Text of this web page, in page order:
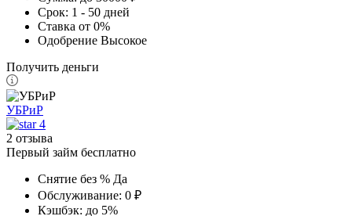
Срок: 1 - 50 дней
Ставка от 0%
Одобрение Высокое
Получить деньги
УБРиР
4
2 отзыва
Первый займ бесплатно
Снятие без % Да
Обслуживание: 0 ₽
Кэшбэк: до 5%